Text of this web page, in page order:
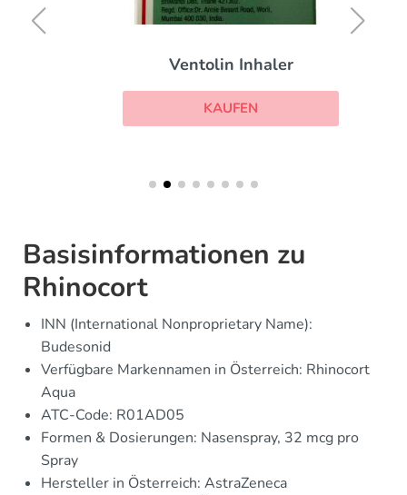
Ventolin Inhaler
KAUFEN
Basisinformationen zu
Rhinocort
INN (International Nonproprietary Name):
Budesonid
Verfügbare Markennamen in Österreich: Rhinocort
Aqua
ATC-Code: R01AD05
Formen & Dosierungen: Nasenspray, 32 mcg pro
Spray
Hersteller in Österreich: AstraZeneca